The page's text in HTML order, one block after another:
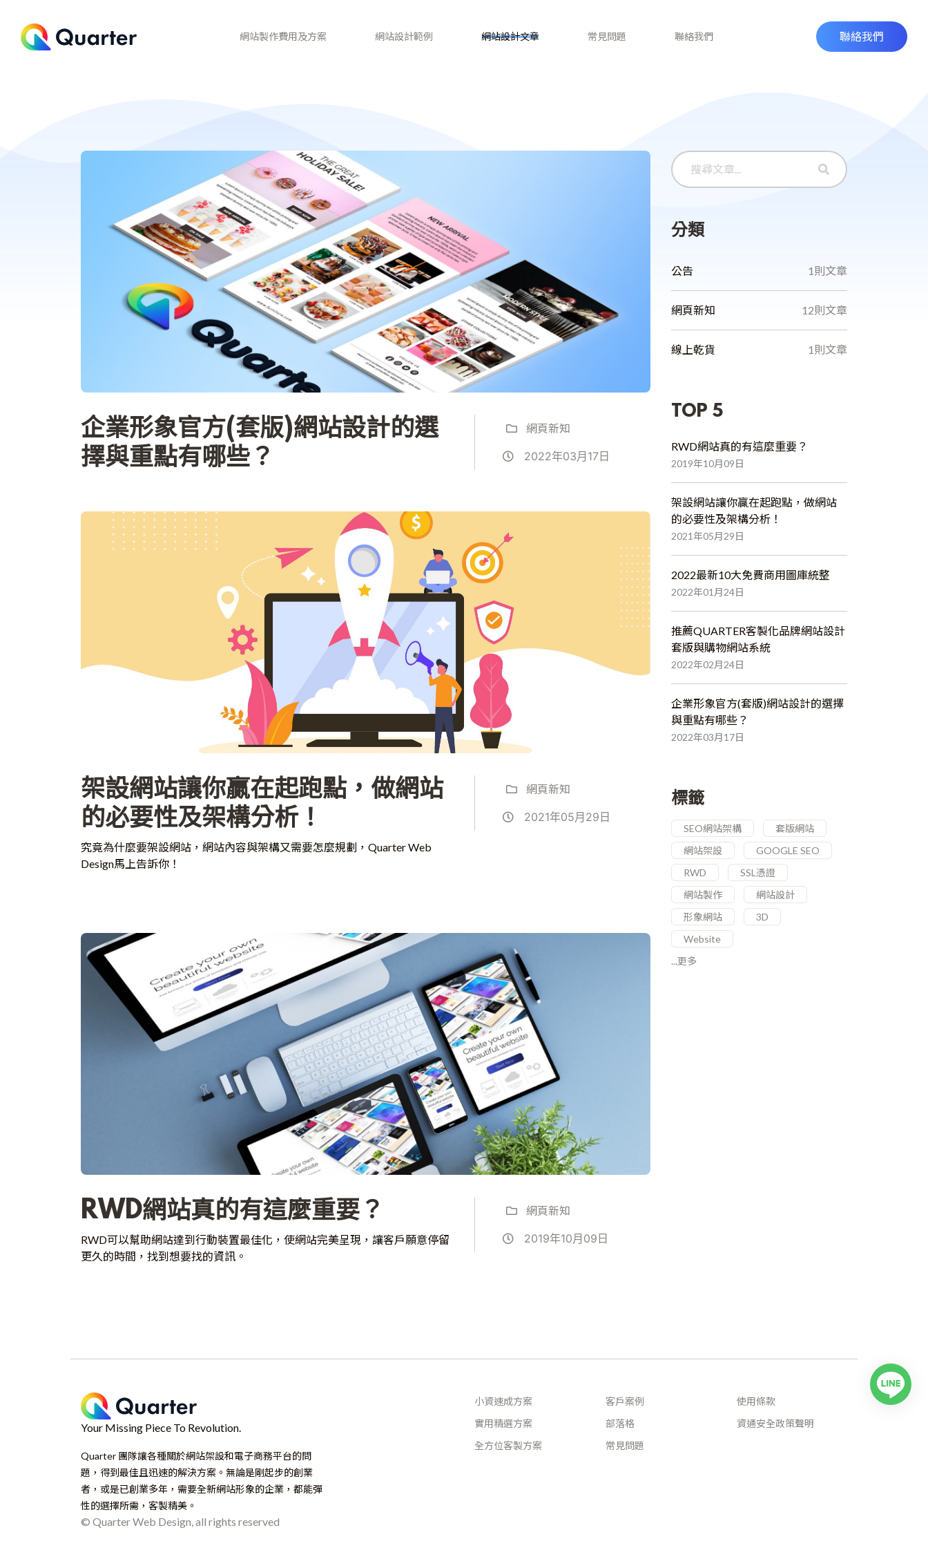
網站製作費用及方案 網站設計範例 網站設計文章 常見問題 聯絡我們 聯絡我們
企業形象官方(套版)網站設計的選
擇與重點有哪些？
網頁新知
2022年03月17日
架設網站讓你贏在起跑點，做網站
的必要性及架構分析！
究竟為什麼要架設網站，網站內容與架構又需要怎麼規劃，Quarter Web
Design馬上告訴你！
網頁新知
2021年05月29日
RWD網站真的有這麼重要？
RWD可以幫助網站達到行動裝置最佳化，使網站完美呈現，讓客戶願意停留
更久的時間，找到想要找的資訊。
網頁新知
2019年10月09日
分類
公告 1則文章
網頁新知 12則文章
線上乾貨 1則文章
TOP 5
RWD網站真的有這麼重要？
2019年10月09日
架設網站讓你贏在起跑點，做網站
的必要性及架構分析！
2021年05月29日
2022最新10大免費商用圖庫統整
2022年01月24日
推薦QUARTER客製化品牌網站設計
套版與購物網站系統
2022年02月24日
企業形象官方(套版)網站設計的選擇
與重點有哪些？
2022年03月17日
標籤
SEO網站架構
套版網站
網站架設
GOOGLE SEO
RWD
SSL憑證
網站製作
網站設計
形象網站
3D
Website
...更多
小資速成方案
實用精選方案
全方位客製方案
客戶案例
部落格
常見問題
使用條款
資通安全政策聲明
Your Missing Piece To Revolution.
Quarter 團隊讓各種關於網站架設和電子商務平台的問
題，得到最佳且迅速的解決方案。無論是剛起步的創業
者，或是已創業多年，需要全新網站形象的企業，都能彈
性的選擇所需，客製精美。
© Quarter Web Design, all rights reserved